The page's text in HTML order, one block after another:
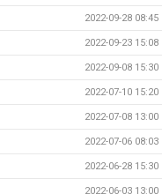
2022-09-28 08:45
2022-09-23 15:08
2022-09-08 15:30
2022-07-10 15:20
2022-07-08 13:00
2022-07-06 08:03
2022-06-28 15:30
2022-06-03 13:00